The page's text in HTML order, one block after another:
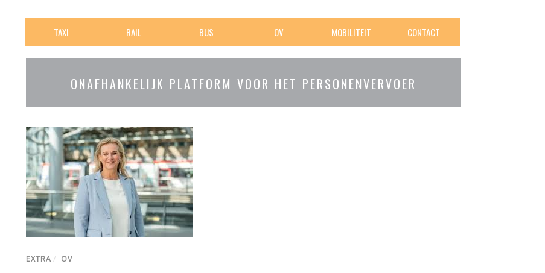
TAXI RAIL BUS OV MOBILITEIT CONTACT
ONAFHANKELIJK PLATFORM VOOR HET PERSONENVERVOER
EXTRA / OV